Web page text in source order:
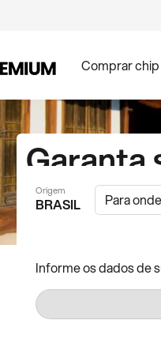
Comprar chip
Garanta
Melhor cobertura
Origem
BRASIL
Informe os dados de